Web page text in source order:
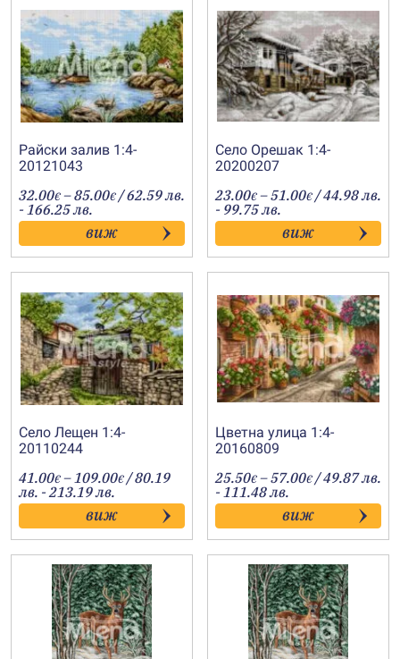
Райски залив 1:4-
20121043
32.00€ –85.00€Price
range:
32.00€
through
85.00€
/ 62.59 лв.
- 166.25 лв.
виж
Село Орешак 1:4-
20200207
23.00€ –51.00€Price
range:
23.00€
through
51.00€
/ 44.98 лв.
- 99.75 лв.
виж
Село Лещен 1:4-
20110244
41.00€ –109.00€Price
range:
41.00€
through
109.00€
/ 80.19
лв. - 213.19 лв.
виж
Цветна улица 1:4-
20160809
25.50€ –57.00€Price
range:
25.50€
through
57.00€
/ 49.87 лв.
- 111.48 лв.
виж